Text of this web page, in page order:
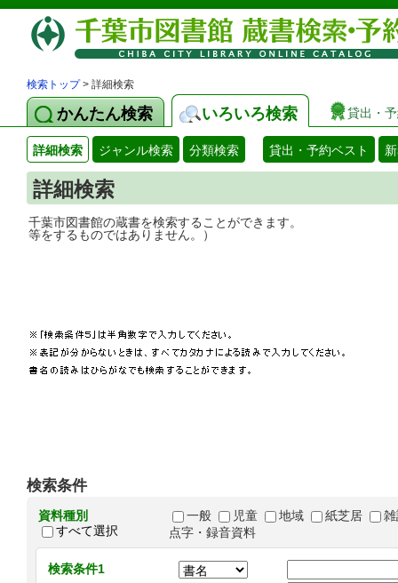
検索トップ> 詳細検索
かんたん検索 いろいろ検索 貸出・
詳細検索 ジャンル検索 分類検索 貸出・予約ベスト
詳細検索
千葉市図書館の蔵書を検索することがで
等をするものではありません。）
検索条件
資料種別
すべて選択
一般 児童 地域 紙芝居
点字・録音資料
検索条件1